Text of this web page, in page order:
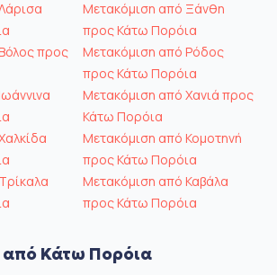
προς
Μετακόμιση από Ξάνθη
προς Κάτω Πορόια
Μετακόμιση από Ρόδος
προς Κάτω Πορόια
Μετακόμιση από Χανιά προς
Κάτω Πορόια
Μετακόμιση από Κομοτηνή
προς Κάτω Πορόια
Μετακόμιση από Καβάλα
προς Κάτω Πορόια
από Κάτω Πορόια